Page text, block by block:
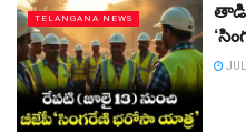
TELANGANA NEWS